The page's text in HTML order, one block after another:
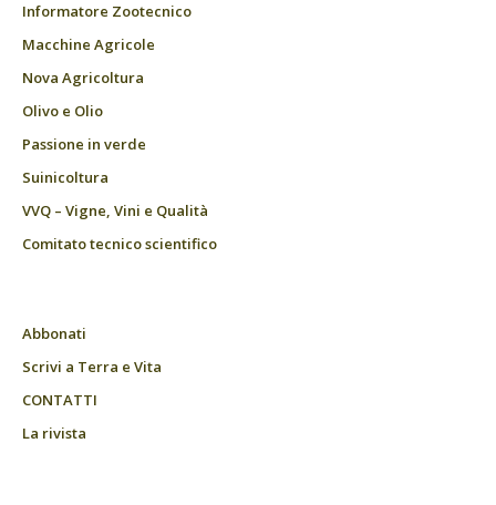
Informatore Zootecnico
Macchine Agricole
Nova Agricoltura
Olivo e Olio
Passione in verde
Suinicoltura
VVQ – Vigne, Vini e Qualità
Comitato tecnico scientifico
Abbonati
Scrivi a Terra e Vita
CONTATTI
La rivista